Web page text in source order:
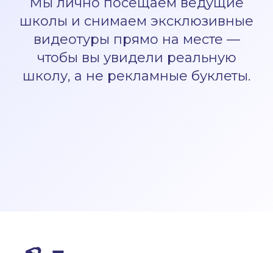
школы и снимаем эксклюзивные
видеотуры прямо на месте —
чтобы вы увидели реальную
школу, а не рекламные буклеты.